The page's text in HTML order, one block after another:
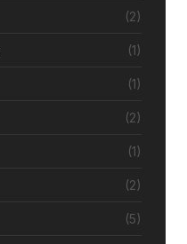
(2)
(1)
(1)
(2)
(1)
(2)
(5)